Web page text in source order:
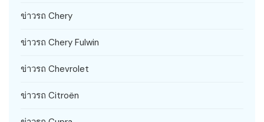
ข่าวรถ Chery
ข่าวรถ Chery Fulwin
ข่าวรถ Chevrolet
ข่าวรถ Citroën